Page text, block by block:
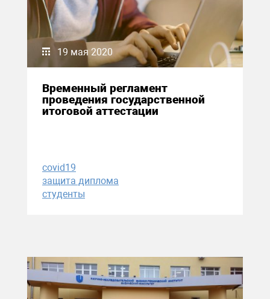
19 мая 2020
Временный регламент
проведения государственной
итоговой аттестации
covid19
защита диплома
студенты